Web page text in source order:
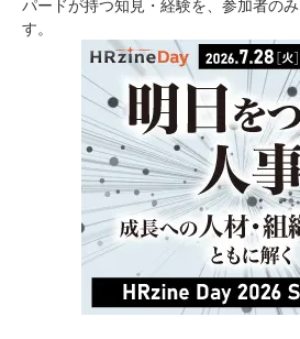
パードが持つ知見・経験を、参加者の
す。